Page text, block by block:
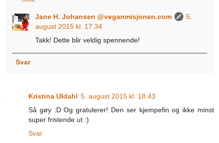
Jane H. Johansen @veganmisjonen.com
5.
august 2015 kl. 17:34
Takk! Dette blir veldig spennende!
Svar
Kristina Uldahl 5. august 2015 kl. 18:43
Så gøy :D Og gratulerer! Den ser kjempefin og ikke minst
super fristende ut :)
Svar